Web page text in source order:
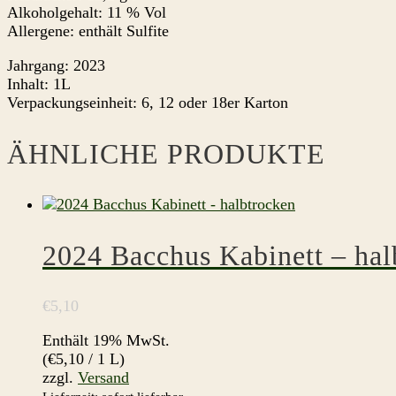
Alkoholgehalt: 11 % Vol
Allergene: enthält Sulfite
Jahrgang: 2023
Inhalt: 1L
Verpackungseinheit: 6, 12 oder 18er Karton
ÄHNLICHE PRODUKTE
2024 Bacchus Kabinett –
€5,10
Enthält 19% MwSt.
(€5,10 / 1 L)
zzgl. Versand